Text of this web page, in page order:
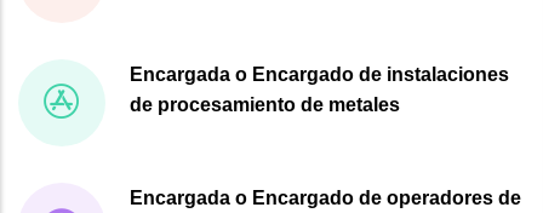
Encargada o Encargado de instalaciones
de procesamiento de metales
Encargada o Encargado de operadores de